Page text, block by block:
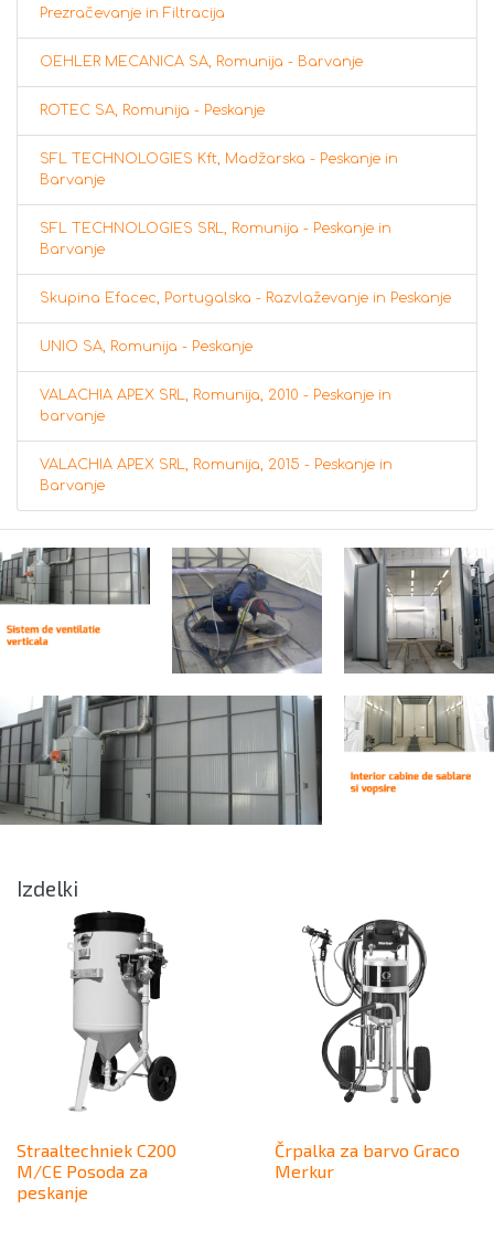
Prezračevanje in Filtracija
OEHLER MECANICA SA, Romunija - Barvanje
ROTEC SA, Romunija - Peskanje
SFL TECHNOLOGIES Kft, Madžarska - Peskanje in
Barvanje
SFL TECHNOLOGIES SRL, Romunija - Peskanje in
Barvanje
Skupina Efacec, Portugalska - Razvlaževanje in Peskanje
UNIO SA, Romunija - Peskanje
VALACHIA APEX SRL, Romunija, 2010 - Peskanje in
barvanje
VALACHIA APEX SRL, Romunija, 2015 - Peskanje in
Barvanje
Izdelki
Straaltechniek C200
M/CE Posoda za
peskanje
Črpalka za barvo Graco
Merkur